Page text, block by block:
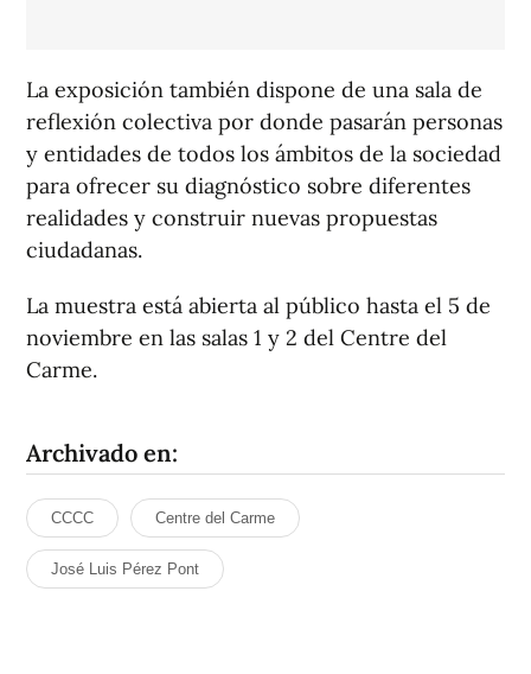
La exposición también dispone de una sala de
reflexión colectiva por donde pasarán personas
y entidades de todos los ámbitos de la sociedad
para ofrecer su diagnóstico sobre diferentes
realidades y construir nuevas propuestas
ciudadanas.
La muestra está abierta al público hasta el 5 de
noviembre en las salas 1 y 2 del Centre del
Carme.
Archivado en:
CCCC Centre del Carme
José Luis Pérez Pont